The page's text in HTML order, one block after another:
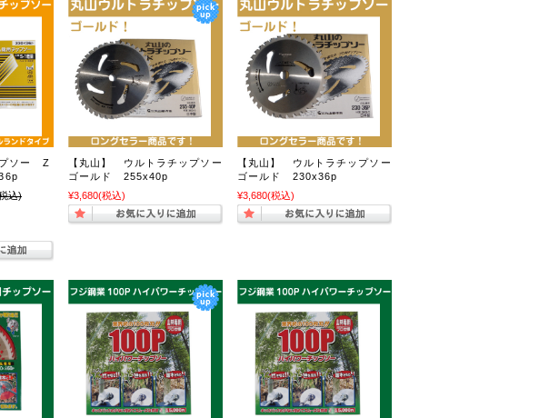
プソー Z
込)
【丸山】 ウルトラチップソー
ゴールド 255x40p
¥3,680(税込)
【丸山】 ウルトラチップソー
ゴールド 230x36p
¥3,680(税込)